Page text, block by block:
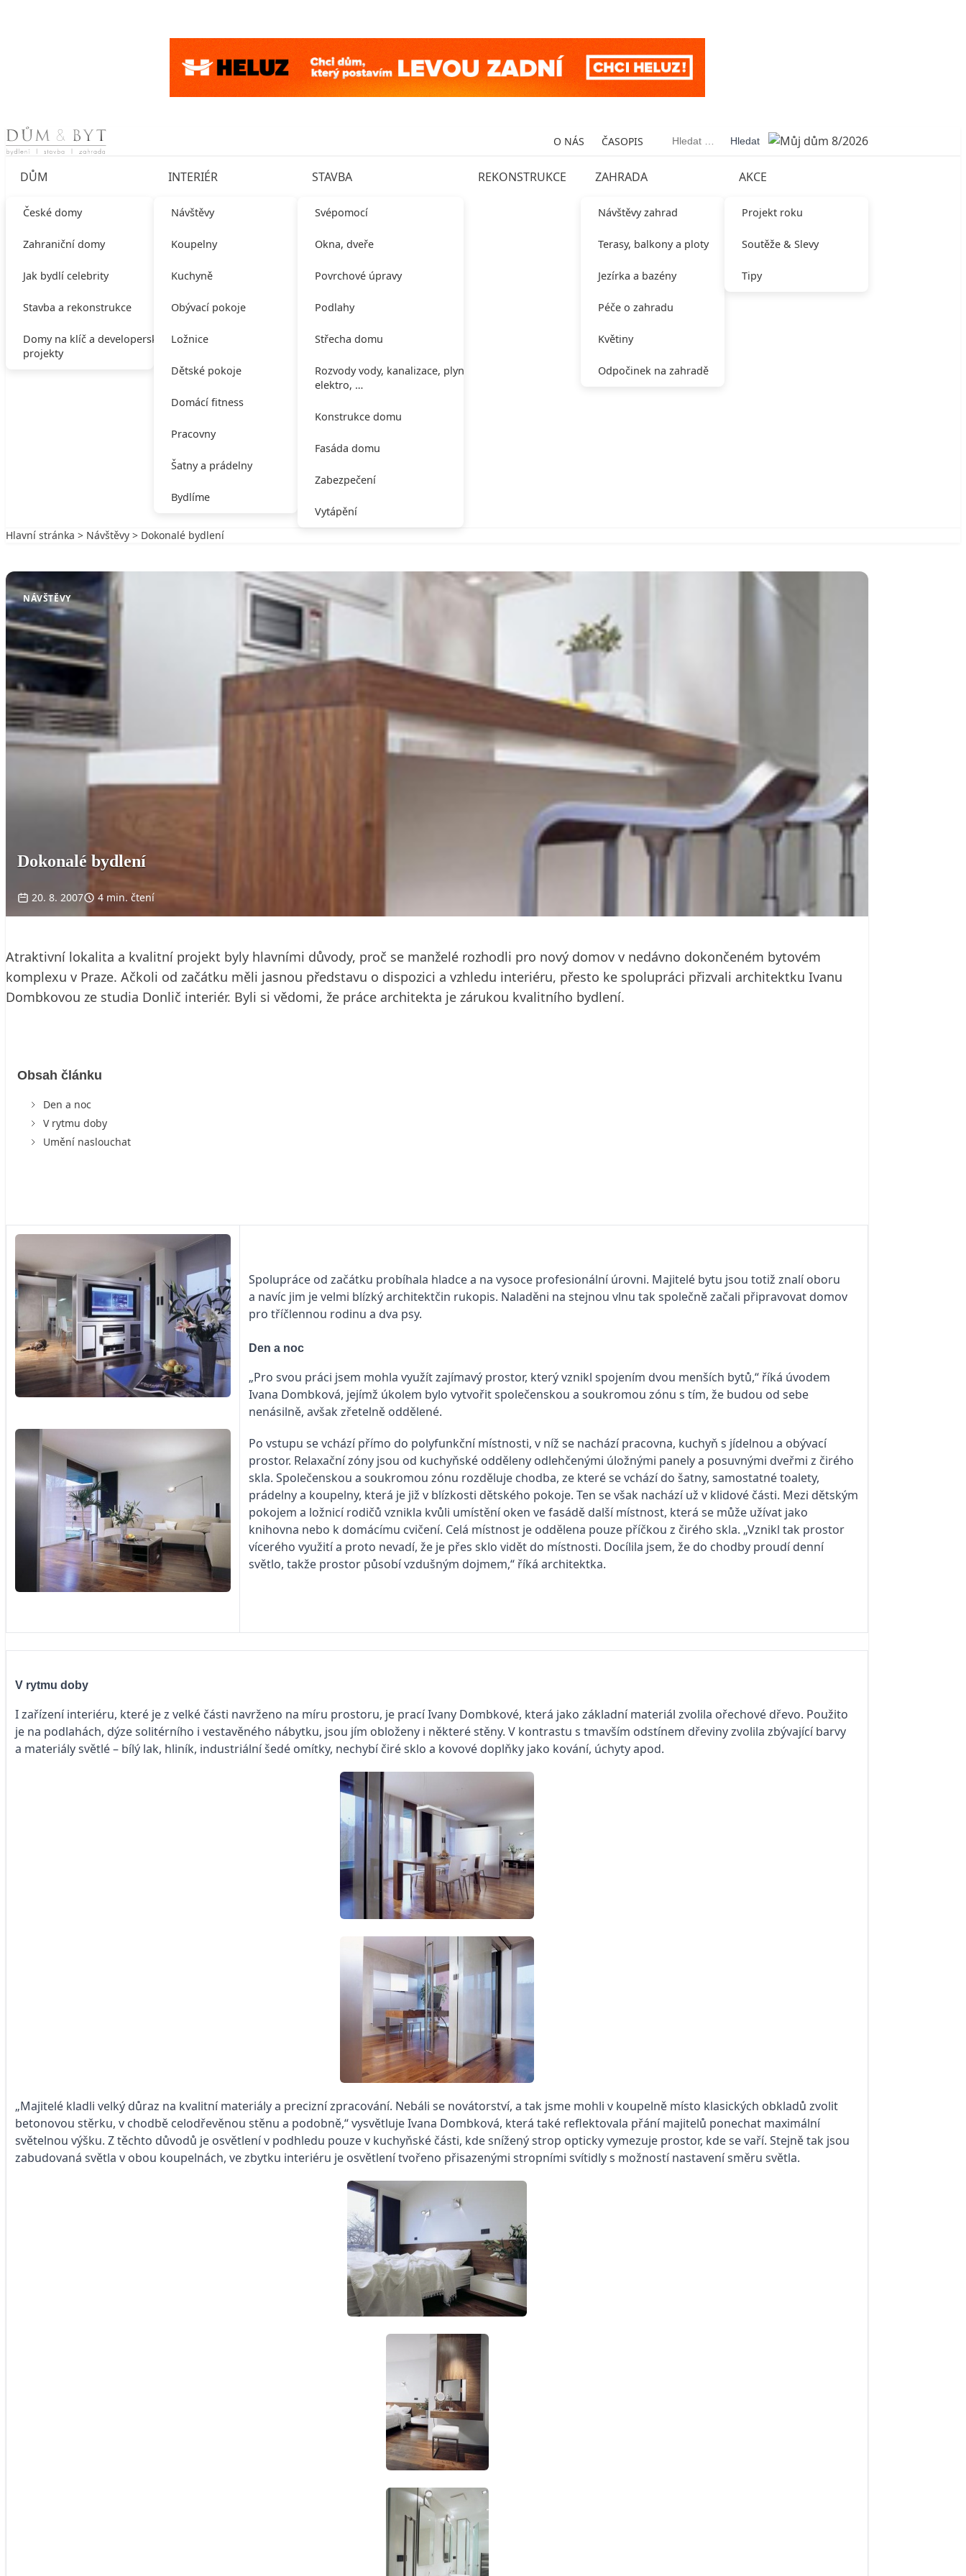
Skip to content O NÁS ČASOPIS Vyhledávání
DŮM
České domy
Zahraniční domy
Jak bydlí celebrity
Stavba a rekonstrukce
Domy na klíč a developerské
projekty
INTERIÉR
Návštěvy
Koupelny
Kuchyně
Obývací pokoje
Ložnice
Dětské pokoje
Domácí fitness
Pracovny
Šatny a prádelny
Bydlíme
STAVBA
Svépomocí
Okna, dveře
Povrchové úpravy
Podlahy
Střecha domu
Rozvody vody, kanalizace, plynu,
elektro, …
Konstrukce domu
Fasáda domu
Zabezpečení
Vytápění
REKONSTRUKCE ZAHRADA
Návštěvy zahrad
Terasy, balkony a ploty
Jezírka a bazény
Péče o zahradu
Květiny
Odpočinek na zahradě
AKCE
Projekt roku
Soutěže & Slevy
Tipy
Hlavní stránka > Návštěvy > Dokonalé bydlení
NÁVŠTĚVY
Dokonalé bydlení
20. 8. 2007 4 min. čtení
Atraktivní lokalita a kvalitní projekt byly hlavními důvody, proč se manželé rozhodli pro nový domov v nedávno dokončeném bytovém
komplexu v Praze. Ačkoli od začátku měli jasnou představu o dispozici a vzhledu interiéru, přesto ke spolupráci přizvali architektku Ivanu
Dombkovou ze studia Donlič interiér. Byli si vědomi, že práce architekta je zárukou kvalitního bydlení.
Obsah článku
Den a noc
V rytmu doby
Umění naslouchat
Spolupráce od začátku probíhala hladce a na vysoce profesionální úrovni. Majitelé bytu jsou totiž znalí oboru
a navíc jim je velmi blízký architektčin rukopis. Naladěni na stejnou vlnu tak společně začali připravovat domov
pro tříčlennou rodinu a dva psy.
Den a noc
„Pro svou práci jsem mohla využít zajímavý prostor, který vznikl spojením dvou menších bytů,“ říká úvodem
Ivana Dombková, jejímž úkolem bylo vytvořit společenskou a soukromou zónu s tím, že budou od sebe
nenásilně, avšak zřetelně oddělené.
Po vstupu se vchází přímo do polyfunkční místnosti, v níž se nachází pracovna, kuchyň s jídelnou a obývací
prostor. Relaxační zóny jsou od kuchyňské odděleny odlehčenými úložnými panely a posuvnými dveřmi z čirého
skla. Společenskou a soukromou zónu rozděluje chodba, ze které se vchází do šatny, samostatné toalety,
prádelny a koupelny, která je již v blízkosti dětského pokoje. Ten se však nachází už v klidové části. Mezi dětským
pokojem a ložnicí rodičů vznikla kvůli umístění oken ve fasádě další místnost, která se může užívat jako
knihovna nebo k domácímu cvičení. Celá místnost je oddělena pouze příčkou z čirého skla. „Vznikl tak prostor
vícerého využití a proto nevadí, že je přes sklo vidět do místnosti. Docílila jsem, že do chodby proudí denní
světlo, takže prostor působí vzdušným dojmem,“ říká architektka.
V rytmu doby
I zařízení interiéru, které je z velké části navrženo na míru prostoru, je prací Ivany Dombkové, která jako základní materiál zvolila ořechové dřevo. Použito
je na podlahách, dýze solitérního i vestavěného nábytku, jsou jím obloženy i některé stěny. V kontrastu s tmavším odstínem dřeviny zvolila zbývající barvy
a materiály světlé – bílý lak, hliník, industriální šedé omítky, nechybí čiré sklo a kovové doplňky jako kování, úchyty apod.
„Majitelé kladli velký důraz na kvalitní materiály a precizní zpracování. Nebáli se novátorství, a tak jsme mohli v koupelně místo klasických obkladů zvolit
betonovou stěrku, v chodbě celodřevěnou stěnu a podobně,“ vysvětluje Ivana Dombková, která také reflektovala přání majitelů ponechat maximální
světelnou výšku. Z těchto důvodů je osvětlení v podhledu pouze v kuchyňské části, kde snížený strop opticky vymezuje prostor, kde se vaří. Stejně tak jsou
zabudovaná světla v obou koupelnách, ve zbytku interiéru je osvětlení tvořeno přisazenými stropními svítidly s možností nastavení směru světla.